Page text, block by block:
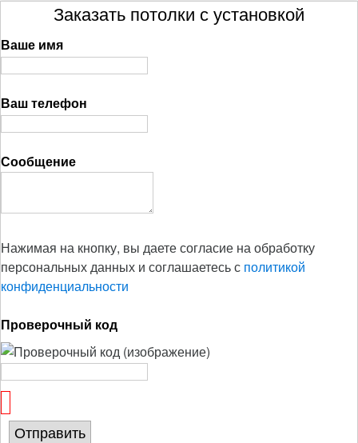
Заказать потолки с установкой
Ваше имя
Ваш телефон
Сообщение
Нажимая на кнопку, вы даете согласие на обработку
персональных данных и соглашаетесь с политикой
конфиденциальности
Проверочный код
Отправить